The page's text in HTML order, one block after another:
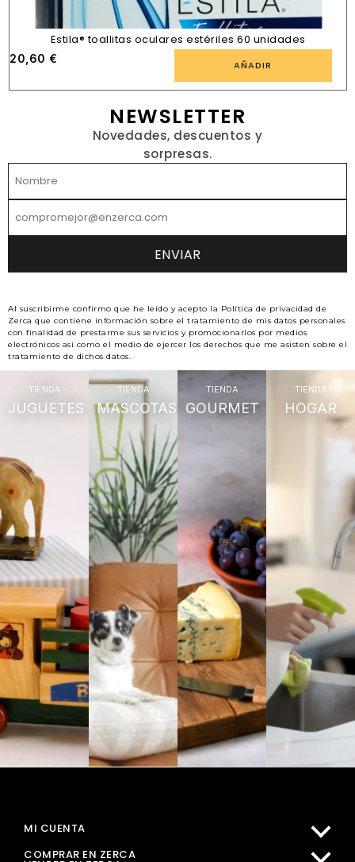
Estila® toallitas oculares estériles 60 unidades
20,60 € AÑADIR
NEWSLETTER
Novedades, descuentos y
sorpresas.
Al suscribirme confirmo que he leído y acepto la Política de privacidad de
Zerca que contiene información sobre el tratamiento de mis datos personales
con finalidad de prestarme sus servicios y promocionarlos por medios
electrónicos así como el medio de ejercer los derechos que me asisten sobre el
tratamiento de dichos datos.
TIENDA
JUGUETES
TIENDA
MASCOTAS
TIENDA
GOURMET
TIENDA
HOGAR
MI CUENTA
COMPRAR EN ZERCA